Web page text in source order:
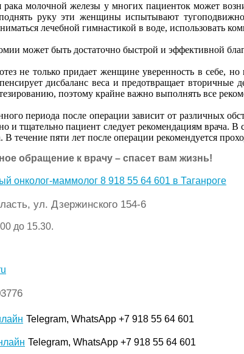
рака молочной железы у многих пациенток может
руку эти женщины испытывают
лечебной гимнастикой в воде, использовать
может быть достаточно быстрой и эффективной
не только придает женщине уверенность в себе,
дисбаланс веса и предотвращает
поэтому крайне важно выполнять все
периода после операции зависит от различных
и тщательно пациент следует рекомендациям врача.
течение пяти лет после операции рекомендуется
обращение к врачу – спасет вам жизнь!
онколог-маммолог 8 918 55 64 601 в Таганроге
ул. Дзержинского 154-6
до 15.30.
Telegram, WhatsApp +7 918 55 64 601
Telegram, WhatsApp +7 918 55 64 601